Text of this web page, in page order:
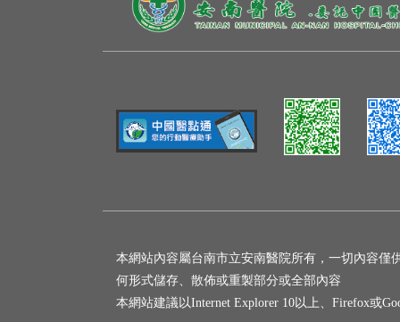
本網站內容屬台南市立安南醫院所有，一切內容僅
何形式儲存、散佈或重製部分或全部內容
本網站建議以Internet Explorer 10以上、Firefox或